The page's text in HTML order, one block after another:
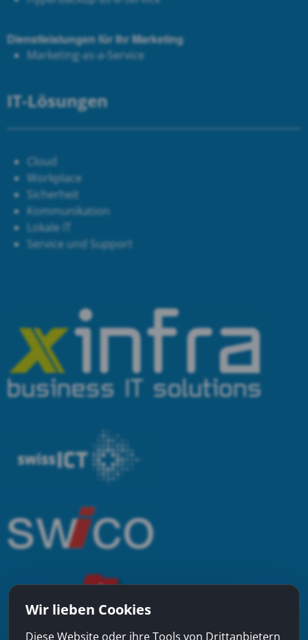
Dienstleistungen für Ihr Marketing
Marketing-as-a-Service
IT-Lösungen
Cloud
Workplace
Sicherheit
Kommunikation
Lokale IT
Service und Support
Wir lieben Cookies
Diese Website oder ihre Tools von Drittanbietern